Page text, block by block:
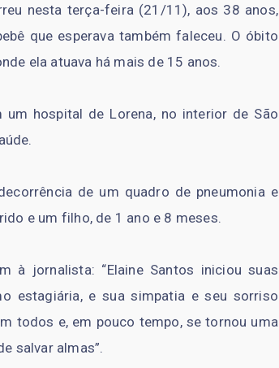
nesta terça-feira (21/11), aos 38 anos,
que esperava também faleceu. O óbito
ela atuava há mais de 15 anos.
hospital de Lorena, no interior de São
de um quadro de pneumonia e
e um filho, de 1 ano e 8 meses.
à jornalista: “Elaine Santos iniciou suas
estagiária, e sua simpatia e seu sorriso
todos e, em pouco tempo, se tornou uma
salvar almas”.